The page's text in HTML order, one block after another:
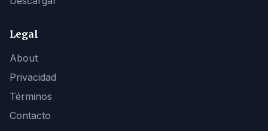
Legal
About
Privacidad
Términos
Contacto